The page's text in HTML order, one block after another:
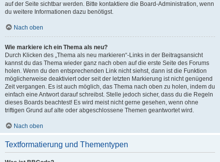
auf der Seite sichtbar werden. Bitte kontaktiere die Board-Administration, wenn
du weitere Informationen dazu benötigst.
Nach oben
Wie markiere ich ein Thema als neu?
Durch Klicken des „Thema als neu markieren“-Links in der Beitragsansicht
kannst du das Thema wieder ganz nach oben auf die erste Seite des Forums
holen. Wenn du den entsprechenden Link nicht siehst, dann ist die Funktion
möglicherweise deaktiviert oder seit der letzten Markierung ist nicht genügend
Zeit vergangen. Es ist auch möglich, das Thema nach oben zu holen, indem du
einfach eine Antwort darauf schreibst. Stelle jedoch sicher, dass du die Regeln
dieses Boards beachtest! Es wird meist nicht gerne gesehen, wenn ohne
triftigen Grund auf alte oder abgeschlossene Themen geantwortet wird.
Nach oben
Textformatierung und Thementypen